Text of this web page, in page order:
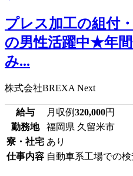
プレス加工の組付
の男性活躍中★年
み...
株式会社BREXA Next
給与 月収例320,000円
勤務地
福岡県 久留米市
寮・社宅 あり
仕事内容 自動車系工場での